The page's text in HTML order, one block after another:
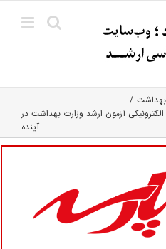
بهداشت
آزمون‌ ارشد وزارت بهداشت در
آینده